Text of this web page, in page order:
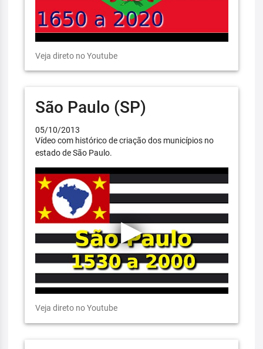
Veja direto no Youtube
São Paulo (SP)
05/10/2013
Vídeo com histórico de criação dos municípios no
estado de São Paulo.
Veja direto no Youtube